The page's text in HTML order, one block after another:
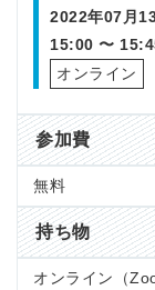
2022年07月13
15:00 〜
オンライン
参加費
無料
持ち物
オンライン（